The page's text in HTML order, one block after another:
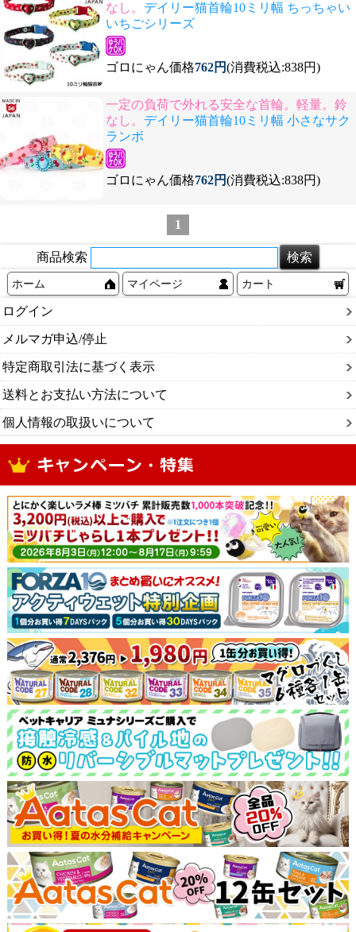
なし。 デイリー猫首輪10ミリ幅 ちっちゃい
いちごシリーズ
ゴロにゃん価格762円(消費税込:838円)
一定の負荷で外れる安全な首輪。軽量。鈴
なし。 デイリー猫首輪10ミリ幅 小さなサク
ランボ
ゴロにゃん価格762円(消費税込:838円)
1
商品検索
ホーム マイページ カート
ログイン
メルマガ申込/停止
特定商取引法に基づく表示
送料とお支払い方法について
個人情報の取扱いについて